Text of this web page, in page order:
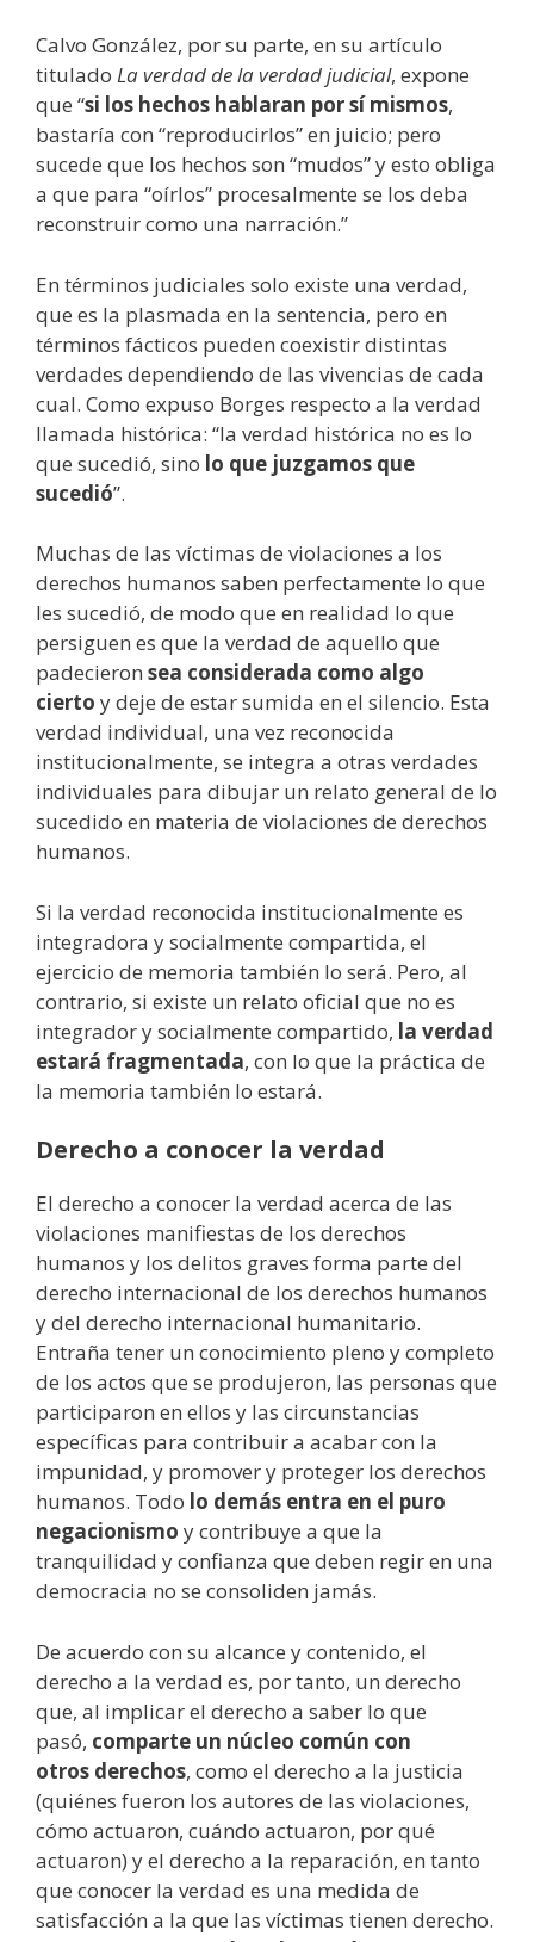
Calvo González, por su parte, en su artículo
titulado La verdad de la verdad judicial, expone
que “si los hechos hablaran por sí mismos,
bastaría con “reproducirlos” en juicio; pero
sucede que los hechos son “mudos” y esto obliga
a que para “oírlos” procesalmente se los deba
reconstruir como una narración.”
En términos judiciales solo existe una verdad,
que es la plasmada en la sentencia, pero en
términos fácticos pueden coexistir distintas
verdades dependiendo de las vivencias de cada
cual. Como expuso Borges respecto a la verdad
llamada histórica: “la verdad histórica no es lo
que sucedió, sino lo que juzgamos que
sucedió”.
Muchas de las víctimas de violaciones a los
derechos humanos saben perfectamente lo que
les sucedió, de modo que en realidad lo que
persiguen es que la verdad de aquello que
padecieron sea considerada como algo
cierto y deje de estar sumida en el silencio. Esta
verdad individual, una vez reconocida
institucionalmente, se integra a otras verdades
individuales para dibujar un relato general de lo
sucedido en materia de violaciones de derechos
humanos.
Si la verdad reconocida institucionalmente es
integradora y socialmente compartida, el
ejercicio de memoria también lo será. Pero, al
contrario, si existe un relato oficial que no es
integrador y socialmente compartido, la verdad
estará fragmentada, con lo que la práctica de
la memoria también lo estará.
Derecho a conocer la verdad
El derecho a conocer la verdad acerca de las
violaciones manifiestas de los derechos
humanos y los delitos graves forma parte del
derecho internacional de los derechos humanos
y del derecho internacional humanitario.
Entraña tener un conocimiento pleno y completo
de los actos que se produjeron, las personas que
participaron en ellos y las circunstancias
específicas para contribuir a acabar con la
impunidad, y promover y proteger los derechos
humanos. Todo lo demás entra en el puro
negacionismo y contribuye a que la
tranquilidad y confianza que deben regir en una
democracia no se consoliden jamás.
De acuerdo con su alcance y contenido, el
derecho a la verdad es, por tanto, un derecho
que, al implicar el derecho a saber lo que
pasó, comparte un núcleo común con
otros derechos, como el derecho a la justicia
(quiénes fueron los autores de las violaciones,
cómo actuaron, cuándo actuaron, por qué
actuaron) y el derecho a la reparación, en tanto
que conocer la verdad es una medida de
satisfacción a la que las víctimas tienen derecho.